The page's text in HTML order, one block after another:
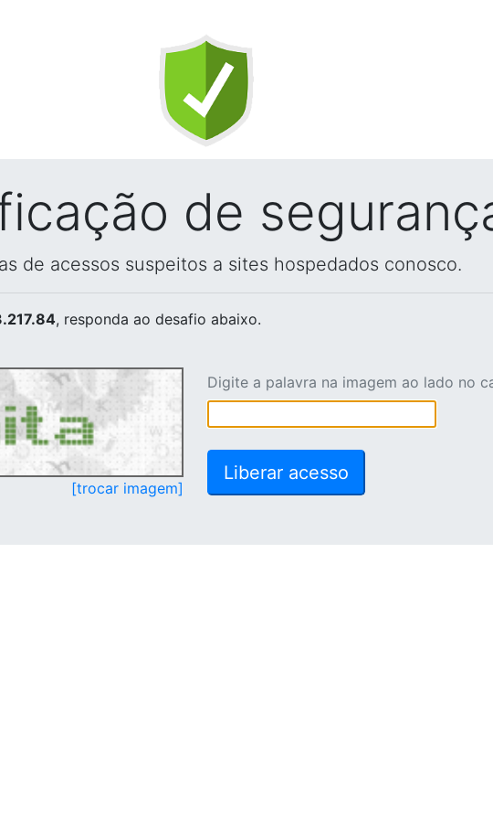
de
de acessos suspeitos a sites hospedados conosco.
, responda ao desafio abaixo.
[trocar imagem]
Digite a palavra na imagem ao lado no